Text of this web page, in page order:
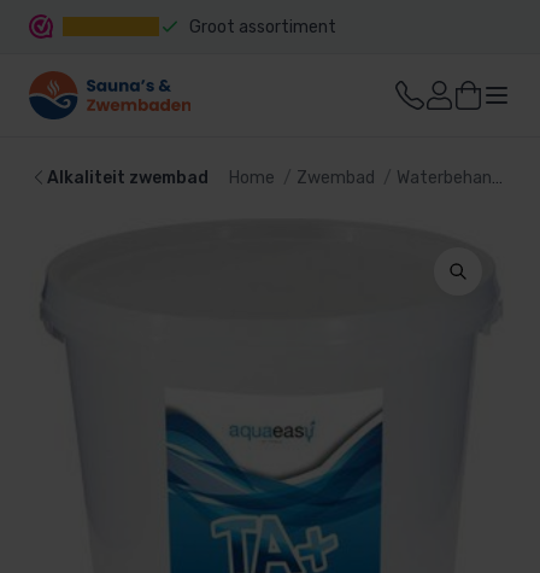
Groot assortiment
Alkaliteit zwembad Home Zwembad Waterbehandeling